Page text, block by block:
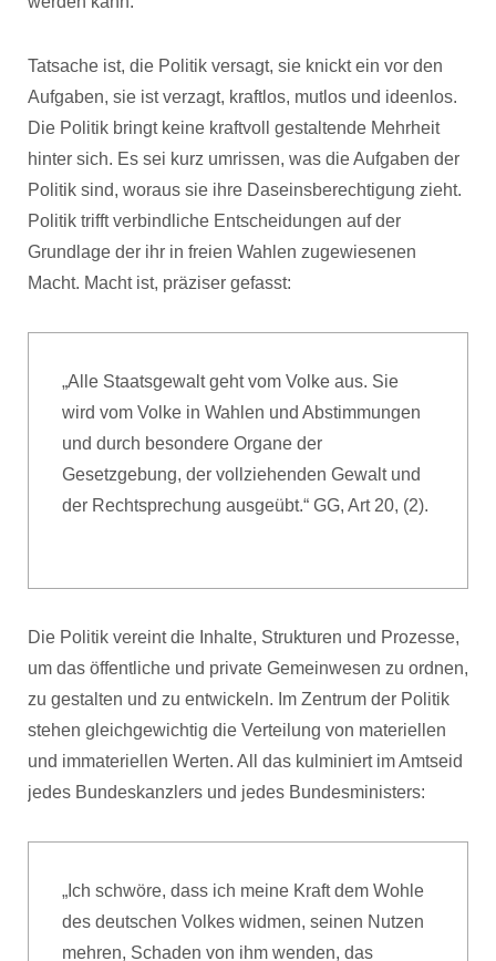
Tatsache ist, die Politik versagt, sie knickt ein vor den
Aufgaben, sie ist verzagt, kraftlos, mutlos und ideenlos.
Die Politik bringt keine kraftvoll gestaltende Mehrheit
hinter sich. Es sei kurz umrissen, was die Aufgaben der
Politik sind, woraus sie ihre Daseinsberechtigung zieht.
Politik trifft verbindliche Entscheidungen auf der
Grundlage der ihr in freien Wahlen zugewiesenen
Macht. Macht ist, präziser gefasst:
„Alle Staatsgewalt geht vom Volke aus. Sie
wird vom Volke in Wahlen und Abstimmungen
und durch besondere Organe der
Gesetzgebung, der vollziehenden Gewalt und
der Rechtsprechung ausgeübt.“ GG, Art 20, (2).
Die Politik vereint die Inhalte, Strukturen und Prozesse,
um das öffentliche und private Gemeinwesen zu ordnen,
zu gestalten und zu entwickeln. Im Zentrum der Politik
stehen gleichgewichtig die Verteilung von materiellen
und immateriellen Werten. All das kulminiert im Amtseid
jedes Bundeskanzlers und jedes Bundesministers:
„Ich schwöre, dass ich meine Kraft dem Wohle
des deutschen Volkes widmen, seinen Nutzen
mehren, Schaden von ihm wenden, das